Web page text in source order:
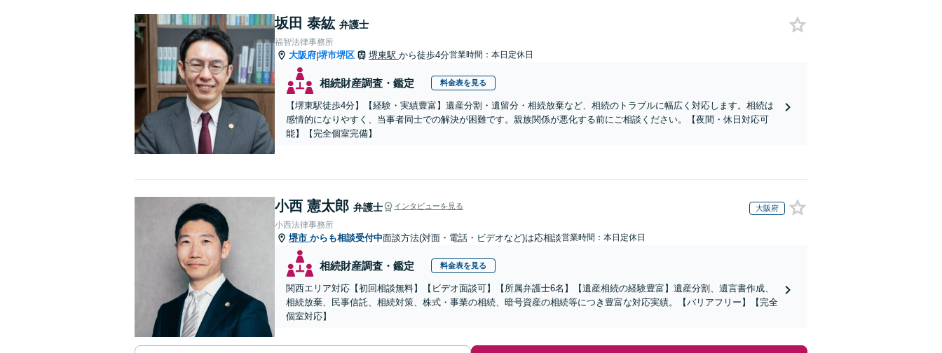
坂田 泰紘 弁護士
福智法律事務所
大阪府|堺市堺区 堺東駅 から徒歩4分営業時間：本日定休日
相続財産調査・鑑定 料金表を見る
【堺東駅徒歩4分】【経験・実績豊富】遺産分割・遺留分・相続放棄など、相続のトラブルに幅広く対応します。相続は
感情的になりやすく、当事者同士での解決が困難です。親族関係が悪化する前にご相談ください。【夜間・休日対応可
能】【完全個室完備】
小西 憲太郎 弁護士 インタビューを見る 大阪府
小西法律事務所
堺市 からも相談受付中面談方法(対面・電話・ビデオなど)は応相談営業時間：本日定休日
相続財産調査・鑑定 料金表を見る
関西エリア対応【初回相談無料】【ビデオ面談可】【所属弁護士6名】【遺産相続の経験豊富】遺産分割、遺言書作成、
相続放棄、民事信託、相続対策、株式・事業の相続、暗号資産の相続等につき豊富な対応実績。【バリアフリー】【完全
個室対応】